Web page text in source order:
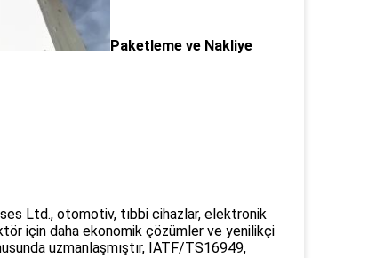
Paketleme ve Nakliye
Ltd., otomotiv, tıbbi cihazlar, elektronik
için daha ekonomik çözümler ve yenilikçi
uzmanlaşmıştır, IATF/TS16949,